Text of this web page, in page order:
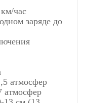
час
заряде до
атмосфер
атмосфер